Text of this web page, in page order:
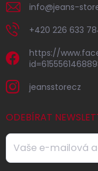
info@jeans-
+420 226 633
https://
jeansstorecz
ODEBÍRAT